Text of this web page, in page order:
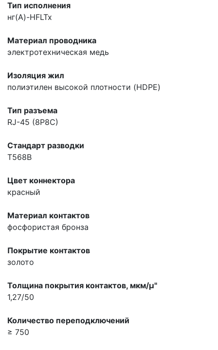
Тип исполнения
нг(A)-HFLTx
Материал проводника
электротехническая медь
Изоляция жил
полиэтилен высокой плотности (HDPE)
Тип разъема
RJ-45 (8P8C)
Стандарт разводки
T568B
Цвет коннектора
красный
Материал контактов
фосфористая бронза
Покрытие контактов
золото
Толщина покрытия контактов, мкм/µ"
1,27/50
Количество переподключений
≥ 750